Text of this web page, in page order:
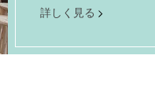
詳しく見る